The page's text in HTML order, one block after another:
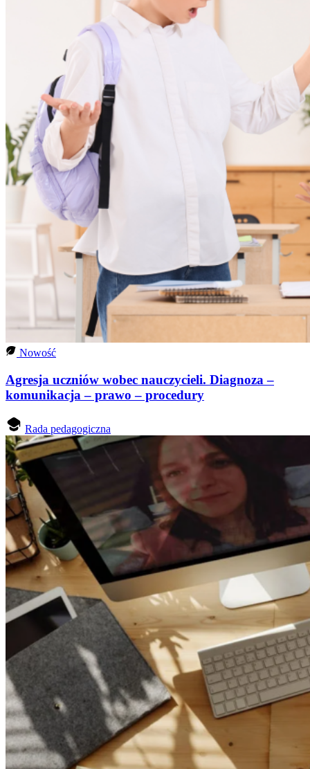
Nowość
Agresja uczniów wobec nauczycieli. Diagnoza –
komunikacja – prawo – procedury
Rada pedagogiczna